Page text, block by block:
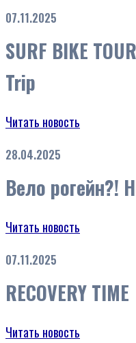
07.11.2025
SURF BIKE
Trip
Читать новость
28.04.2025
Вело рогейн?!
Читать новость
07.11.2025
RECOVERY TIME
Читать новость